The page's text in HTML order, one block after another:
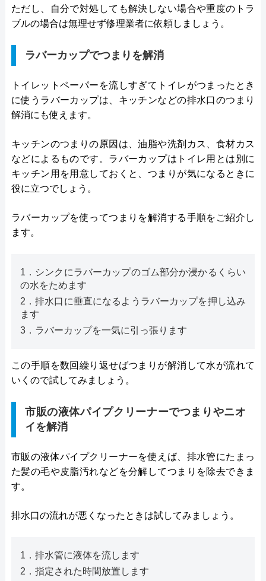
ただし、自分で対処しても解決しない場合や重度のトラ
ブルの場合は無理せず修理業者に依頼しましょう。
ラバーカップでつまりを解消
トイレットペーパーを流しすぎてトイレがつまったとき
に使うラバーカップは、キッチンなどの排水口のつまり
解消にも使えます。
キッチンのつまりの原因は、油脂や洗剤カス、食材カス
などによるものです。ラバーカップはトイレ用とは別に
キッチン用を用意しておくと、つまりが気になるときに
役に立つでしょう。
ラバーカップを使ってつまりを解消する手順をご紹介し
ます。
1．シンクにラバーカップのゴム部分か浸かるくらい
の水をためます
2．排水口に垂直になるようラバーカップを押し込み
ます
3．ラバーカップを一気に引っ張ります
この手順を数回繰り返せばつまりが解消して水が流れて
いくので試してみましょう。
市販の液体パイプクリーナーでつまりやニオ
イを解消
市販の液体パイプクリーナーを使えば、排水管にたまっ
た髪の毛や皮脂汚れなどを分解してつまりを除去できま
す。
排水口の流れが悪くなったときは試してみましょう。
1．排水管に液体を流します
2．指定された時間放置します